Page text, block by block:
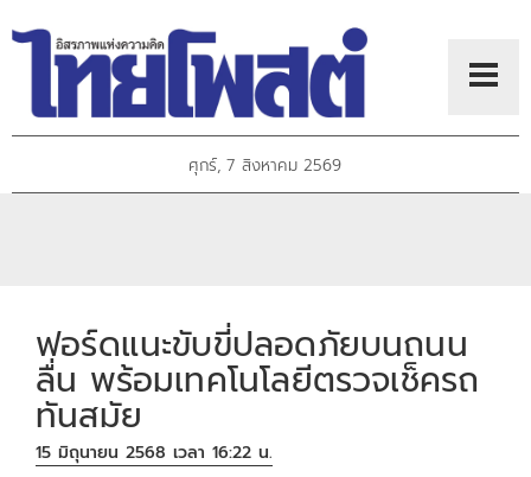
ศุกร์, 7 สิงหาคม 2569
ฟอร์ดแนะขับขี่ปลอดภัยบนถนน
ลื่น พร้อมเทคโนโลยีตรวจเช็ครถ
ทันสมัย
15 มิถุนายน 2568 เวลา 16:22 น.